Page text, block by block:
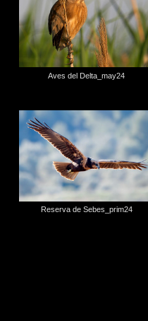
Aves del Delta_may24
Reserva de Sebes_prim24